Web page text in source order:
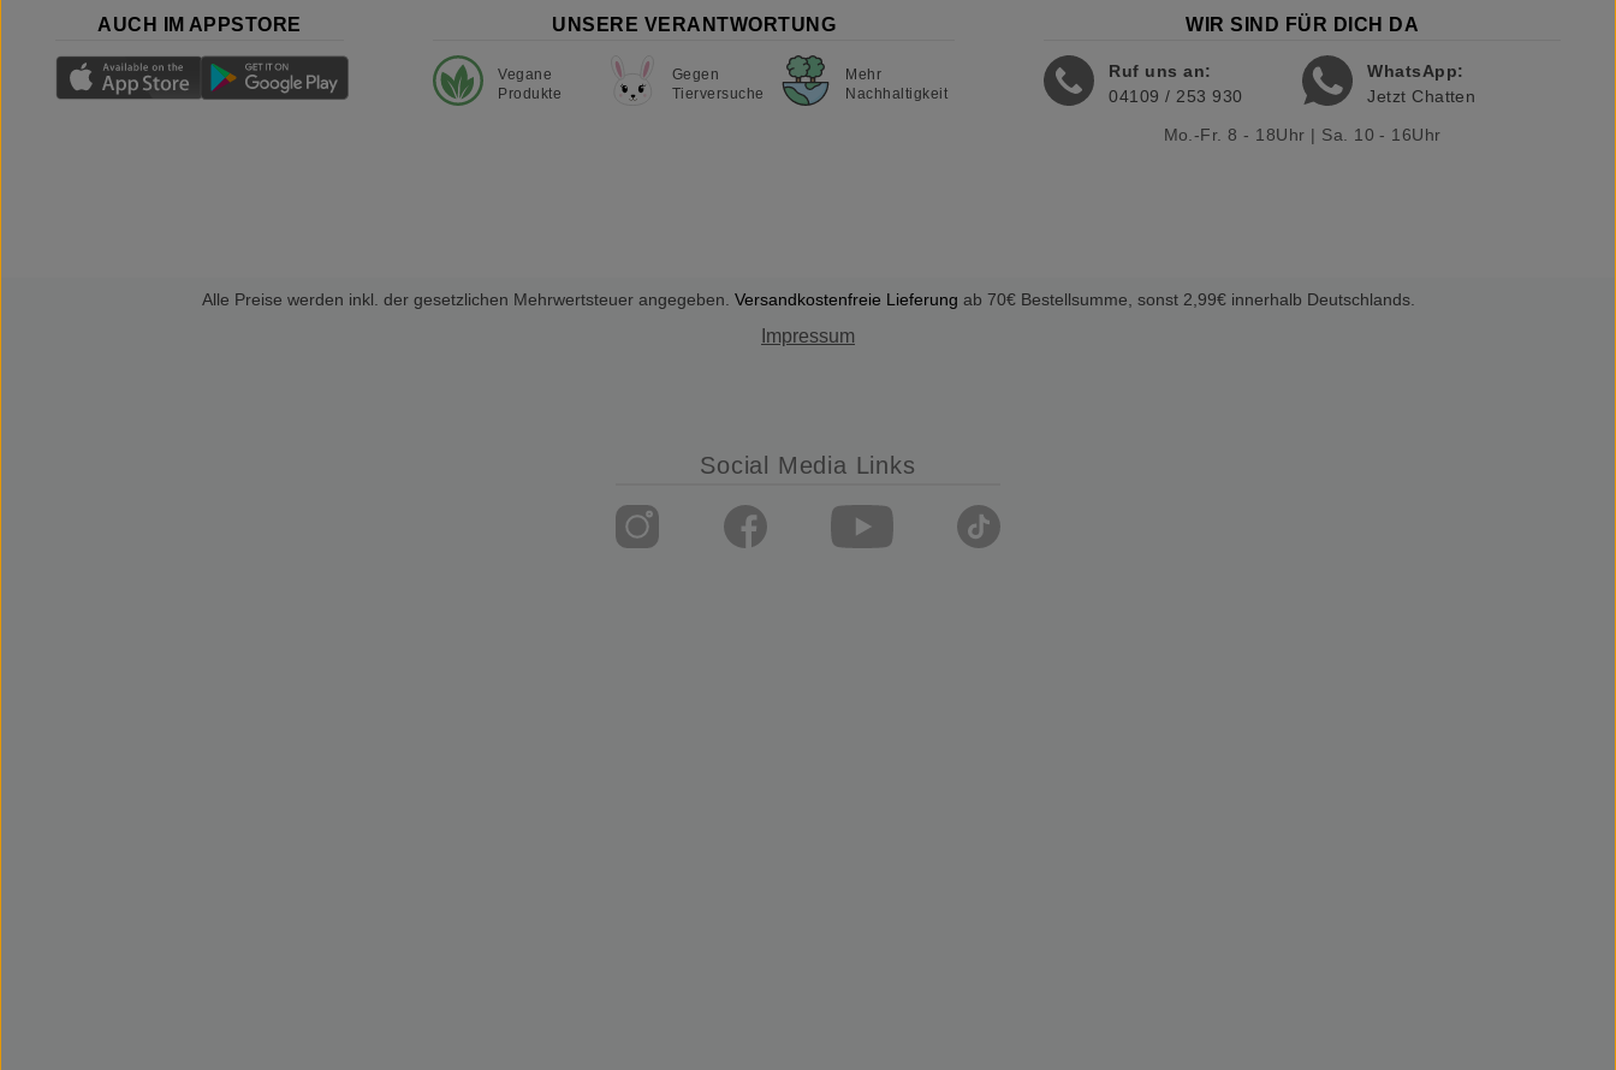
AUCH IM APPSTORE UNSERE VERANTWORTUNG
Vegane
Produkte
Gegen
Tierversuche
Mehr
Nachhaltigkeit
WIR SIND FÜR DICH DA
Ruf uns an:
04109 / 253 930
WhatsApp:
Jetzt Chatten
Mo.-Fr. 8 - 18Uhr | Sa. 10 - 16Uhr
Alle Preise werden inkl. der gesetzlichen Mehrwertsteuer angegeben. Versandkostenfreie Lieferung ab 70€ Bestellsumme, sonst 2,99€ innerhalb Deutschlands.
Impressum
Social Media Links